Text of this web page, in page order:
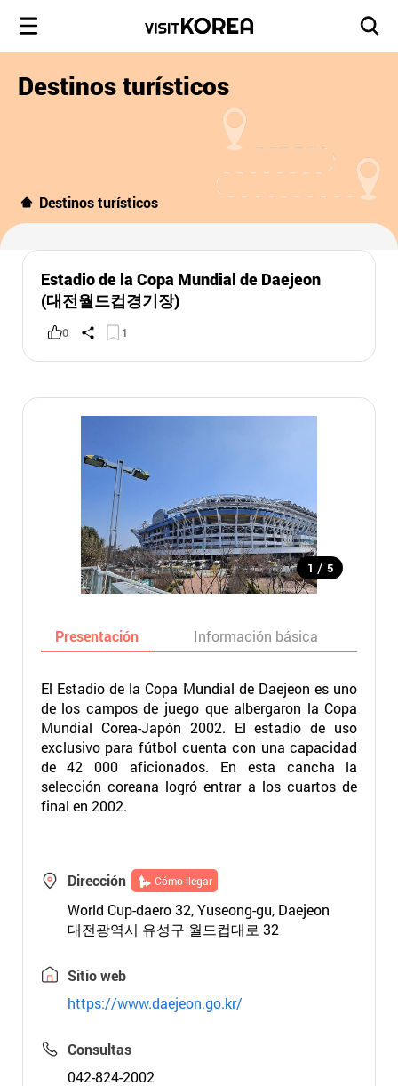
Destinos turísticos
Destinos turísticos
Estadio de la Copa Mundial de Daejeon
(대전월드컵경기장)
0 1
1 / 5
Presentación Información básica
El Estadio de la Copa Mundial de Daejeon es uno
de los campos de juego que albergaron la Copa
Mundial Corea-Japón 2002. El estadio de uso
exclusivo para fútbol cuenta con una capacidad
de 42 000 aficionados. En esta cancha la
selección coreana logró entrar a los cuartos de
final en 2002.
Dirección Cómo llegar
World Cup-daero 32, Yuseong-gu, Daejeon
대전광역시 유성구 월드컵대로 32
Sitio web
https://www.daejeon.go.kr/
Consultas
042-824-2002